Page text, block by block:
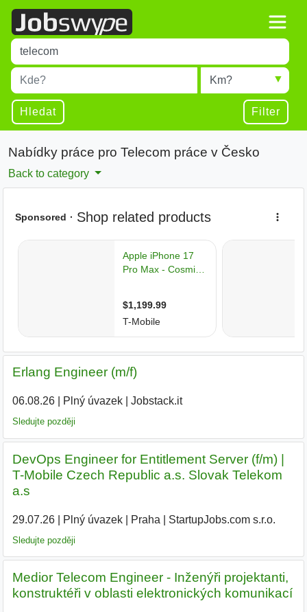
Title
Type 1 or more characters for results.
Místo
Type 1 or more characters for results.
Radius
Hledat Filter
Nabídky práce pro Telecom práce v Česko
Back to category
Erlang Engineer (m/f)
06.08.26| Plný úvazek| Jobstack.it
Sledujte později
DevOps Engineer for Entitlement Server (f/m) |
T-Mobile Czech Republic a.s. Slovak Telekom
a.s
29.07.26| Plný úvazek| Praha StartupJobs.com s.r.o.
Sledujte později
Medior Telecom Engineer - Inženýři projektanti,
konstruktéři v oblasti elektronických komunikací